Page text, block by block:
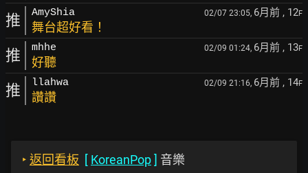
推 AmyShia 02/07 23:05, 6月前 , 12F
舞台超好看！
推 mhhe 02/09 01:24, 6月前 , 13F
好聽
推 llahwa 02/09 21:16, 6月前 , 14F
讚讚
‣ 返回看板 [ KoreanPop] 音樂